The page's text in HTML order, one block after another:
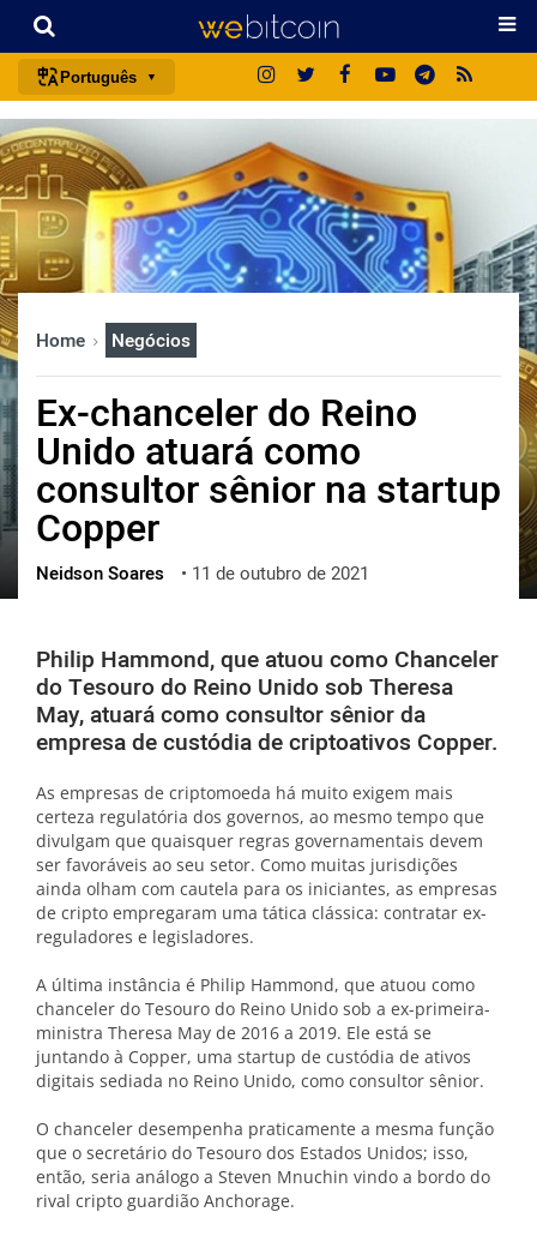
Português
português (BR)
english
español
français
italiano
日本語
русский
한국어
العربية
ไทย
ქართული
Home Negócios
Ex-chanceler do Reino
Unido atuará como
consultor sênior na startup
Copper
Neidson Soares • 11 de outubro de 2021
Philip Hammond, que atuou como Chanceler
do Tesouro do Reino Unido sob Theresa
May, atuará como consultor sênior da
empresa de custódia de criptoativos Copper.
As empresas de criptomoeda há muito exigem mais
certeza regulatória dos governos, ao mesmo tempo que
divulgam que quaisquer regras governamentais devem
ser favoráveis ​​ao seu setor. Como muitas jurisdições
ainda olham com cautela para os iniciantes, as empresas
de cripto empregaram uma tática clássica: contratar ex-
reguladores e legisladores.
A última instância é Philip Hammond, que atuou como
chanceler do Tesouro do Reino Unido sob a ex-primeira-
ministra Theresa May de 2016 a 2019. Ele está se
juntando à Copper, uma startup de custódia de ativos
digitais sediada no Reino Unido, como consultor sênior.
O chanceler desempenha praticamente a mesma função
que o secretário do Tesouro dos Estados Unidos; isso,
então, seria análogo a Steven Mnuchin vindo a bordo do
rival cripto guardião Anchorage.